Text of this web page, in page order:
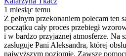
1 miesiąc temu
Z pełnym przekonaniem polecam ten
początku cały proces przebiegł
i w bardzo przyjaznej atmosferze. Na
zasługuje Pani Aleksandra, której
najwyższym poziomie. Zawsze